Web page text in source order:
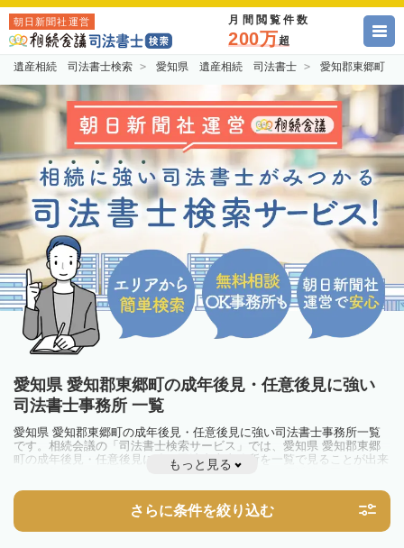
朝日新聞社運営 月間閲覧件数
200万超
遺産相続 司法書士検索 愛知県 遺産相続 司法書士 愛知郡東郷町
愛知県 愛知郡東郷町の成年後見・任意後見に強い
司法書士事務所 一覧
愛知県 愛知郡東郷町の成年後見・任意後見に強い司法書士事務所一覧
です。相続会議の「司法書士検索サービス」では、愛知県 愛知郡東郷
町の成年後見・任意後見に強い司法書士事務所を一覧で見ることが出来
ます。相続のトラブルやお悩みを抱えている方は一度近隣の司法書士に
もっと見る
さらに条件を絞り込む